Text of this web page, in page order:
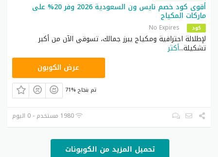
أقوى كود خصم نايس ون السعودية 2026 وفر 20% على
ماركات المكياج
كود No Expires
لإطلالة احترافية ومكياج يبرز جمالك، تسوقي الآن من أكبر
تشكيلة...أكثر
ARB11عرض الكوبون
71% تم بنجاح
1980 مستخدم - 0 اليوم
تحميل المزيد من الكوبونات